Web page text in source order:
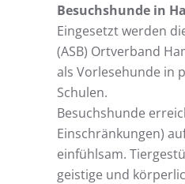
Besuchshunde in
Eingesetzt werden
(ASB) Ortverband
als Vorlesehunde in
Schulen.
Besuchshunde
Einschränkungen)
einfühlsam.
geistige und